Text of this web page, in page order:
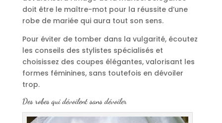
doit être le maître-mot pour la réussite d’une
robe de mariée qui aura tout son sens.
Pour éviter de tomber dans la vulgarité, écoutez
les conseils des stylistes spécialisés et
choisissez des coupes élégantes, valorisant les
formes féminines, sans toutefois en dévoiler
trop.
Des robes qui dévoilent sans dévoiler